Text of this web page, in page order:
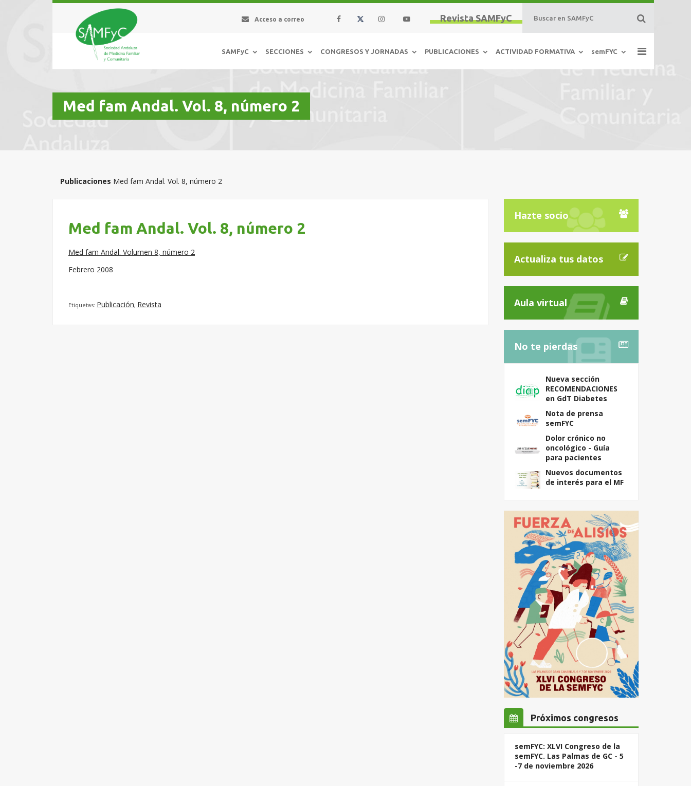
Revista SAMFyC
Acceso a correo
SAMFyC SECCIONES CONGRESOS Y JORNADAS PUBLICACIONES ACTIVIDAD FORMATIVA semFYC
Med fam Andal. Vol. 8, número 2
Publicaciones Med fam Andal. Vol. 8, número 2
Med fam Andal. Vol. 8, número 2
Med fam Andal. Volumen 8, número 2
Febrero 2008
Etiquetas: Publicación, Revista
Hazte socio
Actualiza tus datos
Aula virtual
No te pierdas
Nueva sección
RECOMENDACIONES
en GdT Diabetes
Nota de prensa
semFYC
Dolor crónico no
oncológico - Guía
para pacientes
Nuevos documentos
de interés para el MF
Próximos congresos
semFYC: XLVI Congreso de la
semFYC. Las Palmas de GC - 5
-7 de noviembre 2026